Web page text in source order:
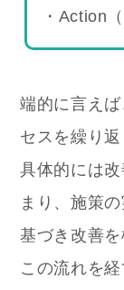
・Action（
端的に言え
セスを繰り返
具体的には
まり、施策
基づき改善を
この流れを